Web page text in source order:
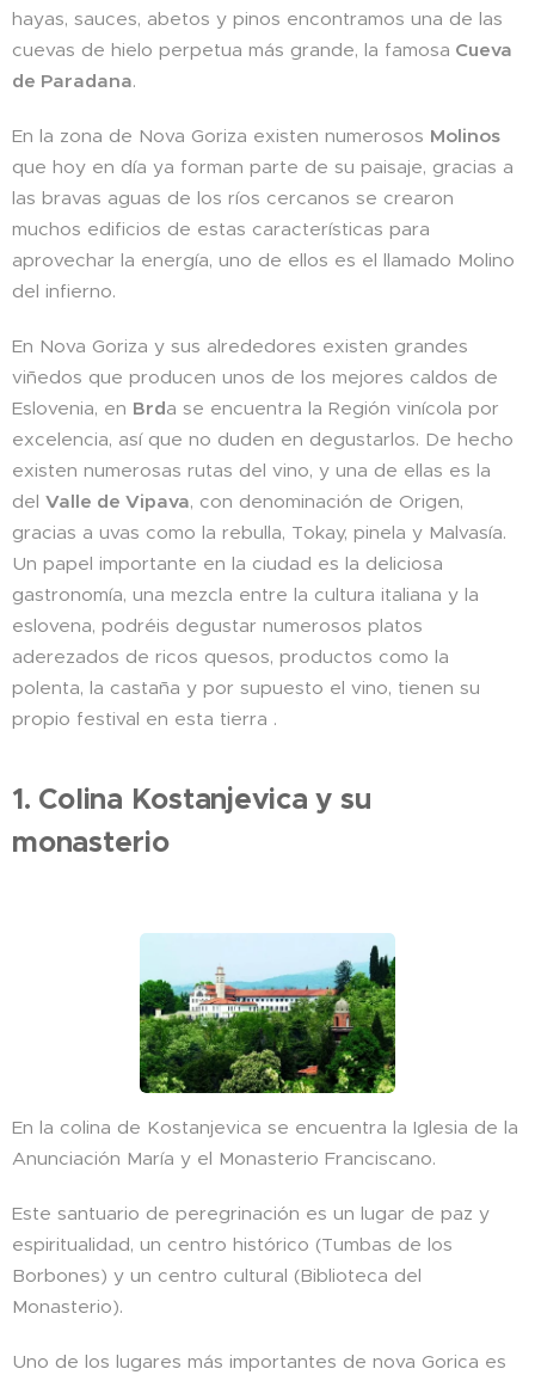
hayas, sauces, abetos y pinos encontramos una de las
cuevas de hielo perpetua más grande, la famosa Cueva
de Paradana.
En la zona de Nova Goriza existen numerosos Molinos
que hoy en día ya forman parte de su paisaje, gracias a
las bravas aguas de los ríos cercanos se crearon
muchos edificios de estas características para
aprovechar la energía, uno de ellos es el llamado Molino
del infierno.
En Nova Goriza y sus alrededores existen grandes
viñedos que producen unos de los mejores caldos de
Eslovenia, en Brda se encuentra la Región vinícola por
excelencia, así que no duden en degustarlos. De hecho
existen numerosas rutas del vino, y una de ellas es la
del Valle de Vipava, con denominación de Origen,
gracias a uvas como la rebulla, Tokay, pinela y Malvasía.
Un papel importante en la ciudad es la deliciosa
gastronomía, una mezcla entre la cultura italiana y la
eslovena, podréis degustar numerosos platos
aderezados de ricos quesos, productos como la
polenta, la castaña y por supuesto el vino, tienen su
propio festival en esta tierra .
1. Colina Kostanjevica y su
monasterio
En la colina de Kostanjevica se encuentra la Iglesia de la
Anunciación María y el Monasterio Franciscano.
Este santuario de peregrinación es un lugar de paz y
espiritualidad, un centro histórico (Tumbas de los
Borbones) y un centro cultural (Biblioteca del
Monasterio).
Uno de los lugares más importantes de nova Gorica es